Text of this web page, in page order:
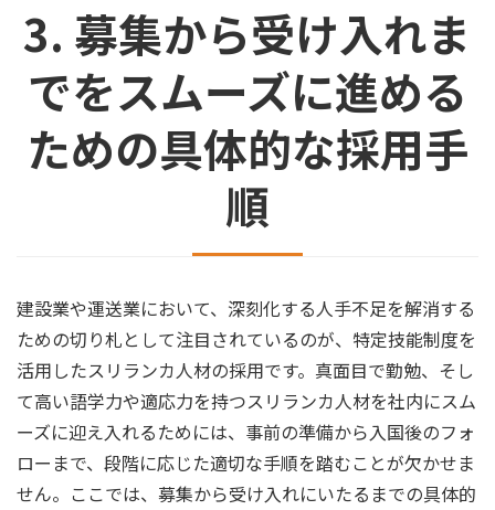
3. 募集から受け入れま
でをスムーズに進める
ための具体的な採用手
順
建設業や運送業において、深刻化する人手不足を解消する
ための切り札として注目されているのが、特定技能制度を
活用したスリランカ人材の採用です。真面目で勤勉、そし
て高い語学力や適応力を持つスリランカ人材を社内にスム
ーズに迎え入れるためには、事前の準備から入国後のフォ
ローまで、段階に応じた適切な手順を踏むことが欠かせま
せん。ここでは、募集から受け入れにいたるまでの具体的